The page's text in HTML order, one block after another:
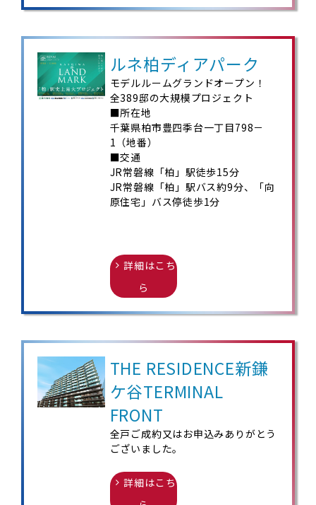
ルネ柏ディアパーク
モデルルームグランドオープン！
全389邸の大規模プロジェクト
■所在地
千葉県柏市豊四季台一丁目798－
1（地番）
■交通
JR常磐線「柏」駅徒歩15分
JR常磐線「柏」駅バス約9分、「向
原住宅」バス停徒歩1分
詳細はこち
ら
THE RESIDENCE新鎌
ケ谷TERMINAL
FRONT
全戸ご成約又はお申込みありがとう
ございました。
詳細はこち